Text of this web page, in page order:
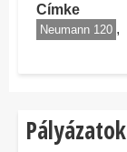
Címke
Neumann 120
Pályázatok